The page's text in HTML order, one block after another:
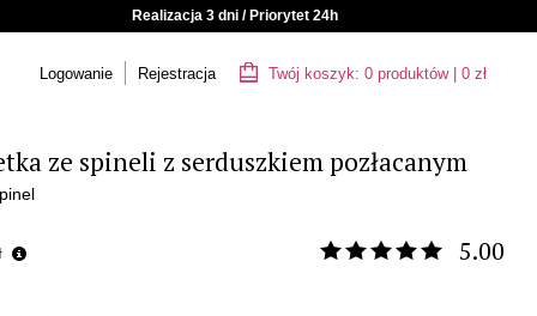
Realizacja 3 dni / Priorytet 24h
Logowanie Rejestracja Twój koszyk: 0 produktów| 0 zł
ze spineli z serduszkiem pozłacanym
5.00